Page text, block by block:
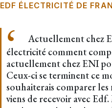
EDF ÉLECTRICITÉ DE
Actuellement chez
électricité comment
actuellement chez ENI
Ceux-ci se terminent ce
souhaiterais comparer
viens de recevoir avec